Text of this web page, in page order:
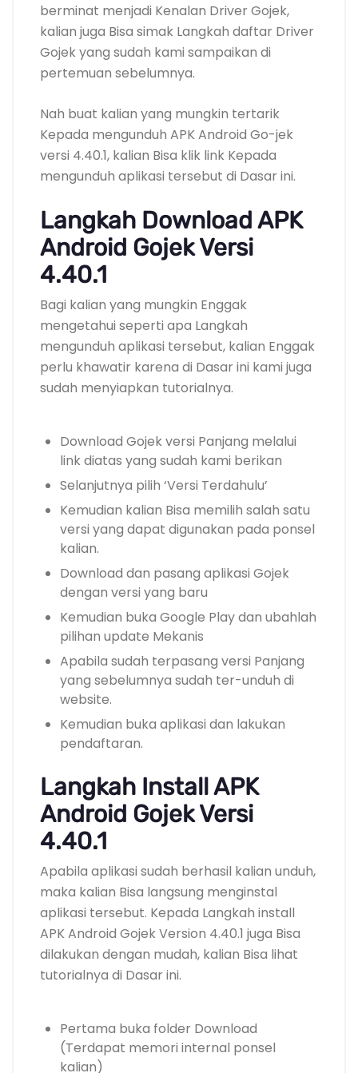
berminat menjadi Kenalan Driver Gojek,
kalian juga Bisa simak Langkah daftar Driver
Gojek yang sudah kami sampaikan di
pertemuan sebelumnya.
Nah buat kalian yang mungkin tertarik
Kepada mengunduh APK Android Go-jek
versi 4.40.1, kalian Bisa klik link Kepada
mengunduh aplikasi tersebut di Dasar ini.
Langkah Download APK
Android Gojek Versi
4.40.1
Bagi kalian yang mungkin Enggak
mengetahui seperti apa Langkah
mengunduh aplikasi tersebut, kalian Enggak
perlu khawatir karena di Dasar ini kami juga
sudah menyiapkan tutorialnya.
Download Gojek versi Panjang melalui
link diatas yang sudah kami berikan
Selanjutnya pilih ‘Versi Terdahulu’
Kemudian kalian Bisa memilih salah satu
versi yang dapat digunakan pada ponsel
kalian.
Download dan pasang aplikasi Gojek
dengan versi yang baru
Kemudian buka Google Play dan ubahlah
pilihan update Mekanis
Apabila sudah terpasang versi Panjang
yang sebelumnya sudah ter-unduh di
website.
Kemudian buka aplikasi dan lakukan
pendaftaran.
Langkah Install APK
Android Gojek Versi
4.40.1
Apabila aplikasi sudah berhasil kalian unduh,
maka kalian Bisa langsung menginstal
aplikasi tersebut. Kepada Langkah install
APK Android Gojek Version 4.40.1 juga Bisa
dilakukan dengan mudah, kalian Bisa lihat
tutorialnya di Dasar ini.
Pertama buka folder Download
(Terdapat memori internal ponsel
kalian)